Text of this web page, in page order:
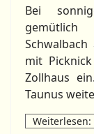
Bei
mit
Zollhaus
Taunus
Weiterlesen: